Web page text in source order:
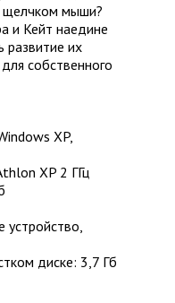
щелчком мыши?
и Кейт наедине
развитие их
собственного
XP,
XP 2 ГГц
устройство,
диске: 3,7 Гб